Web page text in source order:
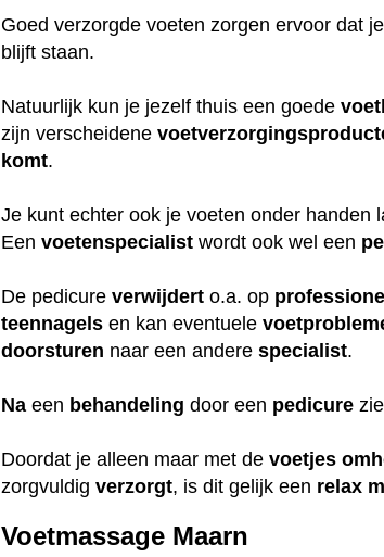
Goed verzorgde voeten zorgen ervoor dat
blijft staan.
Natuurlijk kun je jezelf thuis een goede
zijn verscheidene
komt.
Je kunt echter ook je voeten onder handen
Eenvoetenspecialist wordt ook wel een
De pedicureverwijdert o.a. op
teennagels en kan eventuele
doorsturen naar een anderespecialist.
Na een behandeling door een pedicure
Doordat je alleen maar met devoetjes
zorgvuldigverzorgt, is dit gelijk een relax
Voetmassage Maarn